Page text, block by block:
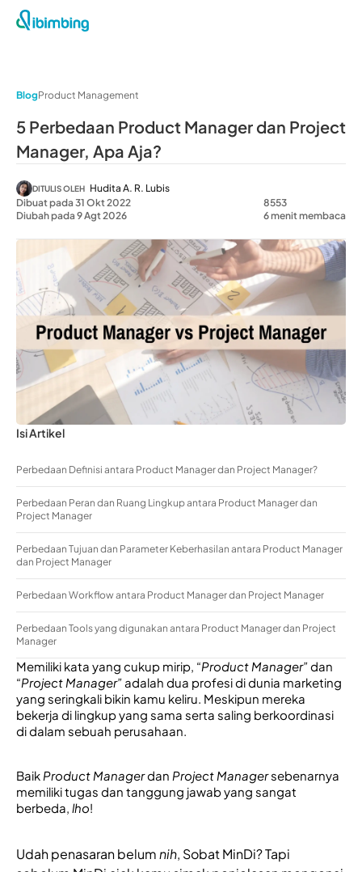
BlogProduct Management
5 Perbedaan Product Manager dan Project
Manager, Apa Aja?
DITULIS OLEH Hudita A. R. Lubis
Dibuat pada 31 Okt 2022
Diubah pada 9 Agt 2026
8553
6 menit membaca
Isi Artikel
Perbedaan Definisi antara Product Manager dan Project Manager?
Perbedaan Peran dan Ruang Lingkup antara Product Manager dan
Project Manager
Perbedaan Tujuan dan Parameter Keberhasilan antara Product Manager
dan Project Manager
Perbedaan Workflow antara Product Manager dan Project Manager
Perbedaan Tools yang digunakan antara Product Manager dan Project
Manager
Memiliki kata yang cukup mirip, “Product Manager” dan
“Project Manager” adalah dua profesi di dunia marketing
yang seringkali bikin kamu keliru. Meskipun mereka
bekerja di lingkup yang sama serta saling berkoordinasi
di dalam sebuah perusahaan.
Baik Product Manager dan Project Manager sebenarnya
memiliki tugas dan tanggung jawab yang sangat
berbeda, lho!
Udah penasaran belum nih, Sobat MinDi? Tapi